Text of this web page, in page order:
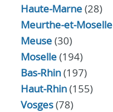
Haute-Marne(28)
Meurthe-et-Moselle
Meuse(30)
Moselle(194)
Bas-Rhin(197)
Haut-Rhin(155)
Vosges(78)